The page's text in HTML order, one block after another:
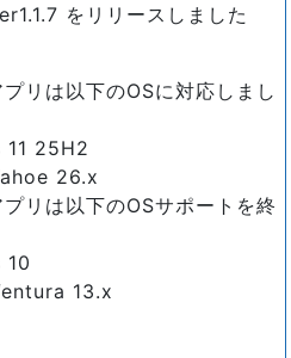
をリリースしました
リは以下のOSに対応しまし
25H2
26.x
リは以下のOSサポートを終
10
13.x